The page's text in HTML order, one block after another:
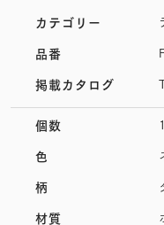
カテゴリー
品番
掲載カタログ
個数 1
色
柄
材質